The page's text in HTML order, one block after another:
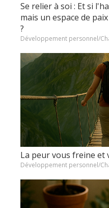
Se relier à soi : Et si
mais un espace de
?
Développement personnel/
La peur vous freine et
Développement personnel/